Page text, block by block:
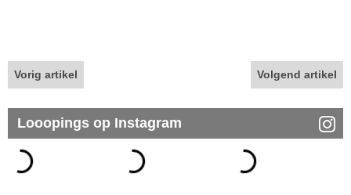
Vorig artikel Volgend artikel
Looopings op Instagram